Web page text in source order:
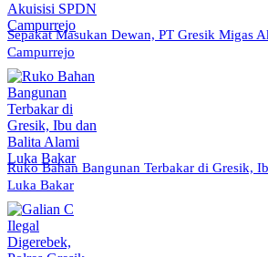
Sepakat Masukan Dewan, PT Gresik Migas
Campurrejo
Ruko Bahan Bangunan Terbakar di Gresik,
Luka Bakar